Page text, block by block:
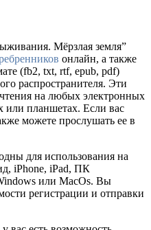
Мёрзлая земля”
онлайн, а также
(fb2, txt, rtf, epub, pdf)
распространителя. Эти
на любых электронных
или планшетах. Если вас
можете прослушать ее в
для использования на
iPhone, iPad, ПК
или MacOs. Вы
регистрации и отправки